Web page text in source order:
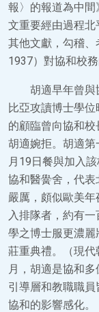
報〉的報道為中
文重要經由過程
其他文獻，勾稽
1937）對協和校務
胡適早年曾
比亞攻讀博士學
的顧臨曾向協和
胡適婉拒。胡適
月19日餐與加入
協和醫黌舍，代
嚴厲，頗似歐美
入排隊者，約有
學之博士服更濃
莊重典禮。（現
月，胡適是協和
引導層和教職職
協和的影響感化。